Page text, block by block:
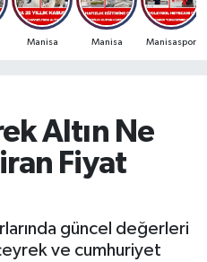
Manisa Manisa Manisaspor
Altın Ne
Fiyat
güncel değerleri
ve cumhuriyet
ve Fikstür